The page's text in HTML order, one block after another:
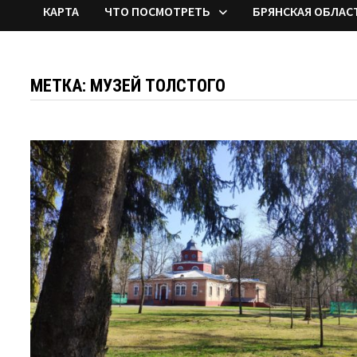
КАРТА ЧТО ПОСМОТРЕТЬ БРЯНСКАЯ
МЕТКА: МУЗЕЙ ТОЛСТОГО